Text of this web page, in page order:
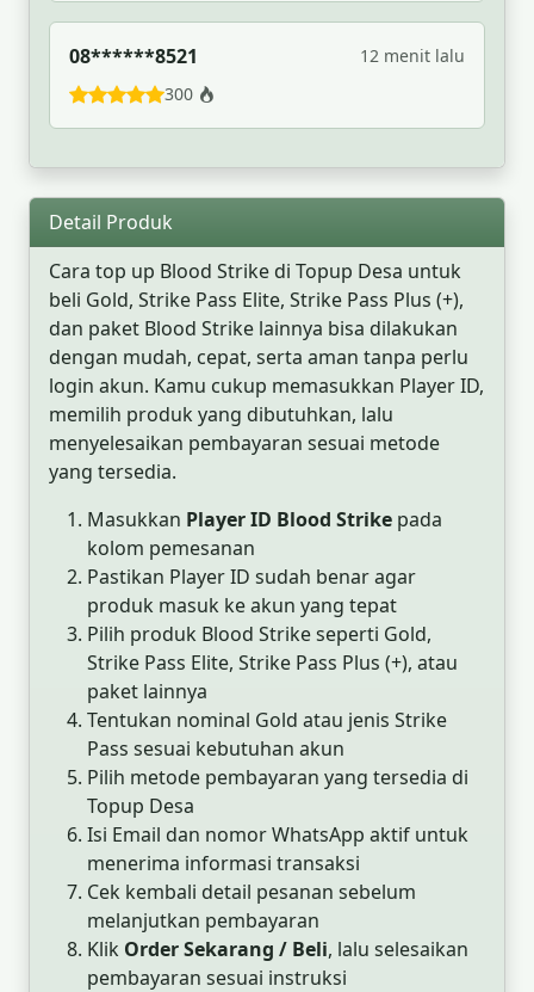
08******8521
12 menit lalu
300
Detail Produk
Cara top up Blood Strike di Topup Desa untuk
beli Gold, Strike Pass Elite, Strike Pass Plus (+),
dan paket Blood Strike lainnya bisa dilakukan
dengan mudah, cepat, serta aman tanpa perlu
login akun. Kamu cukup memasukkan Player ID,
memilih produk yang dibutuhkan, lalu
menyelesaikan pembayaran sesuai metode
yang tersedia.
Masukkan Player ID Blood Strike pada
kolom pemesanan
Pastikan Player ID sudah benar agar
produk masuk ke akun yang tepat
Pilih produk Blood Strike seperti Gold,
Strike Pass Elite, Strike Pass Plus (+), atau
paket lainnya
Tentukan nominal Gold atau jenis Strike
Pass sesuai kebutuhan akun
Pilih metode pembayaran yang tersedia di
Topup Desa
Isi Email dan nomor WhatsApp aktif untuk
menerima informasi transaksi
Cek kembali detail pesanan sebelum
melanjutkan pembayaran
Klik Order Sekarang / Beli, lalu selesaikan
pembayaran sesuai instruksi